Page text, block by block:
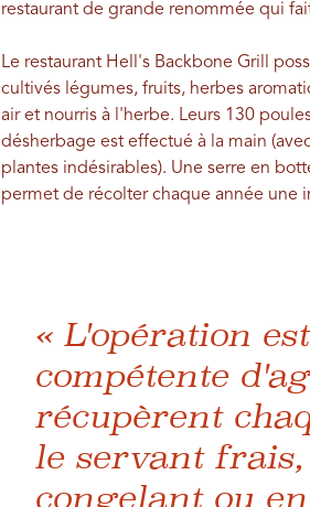
restaurant de grande renommée qui
Le restaurant Hell's Backbone Grill
cultivés légumes, fruits, herbes
air et nourris à l'herbe. Leurs 130
désherbage est effectué à la main
plantes indésirables). Une serre en
permet de récolter chaque année une
« L'opération
compétente
récupèrent
le servant
congelant ou